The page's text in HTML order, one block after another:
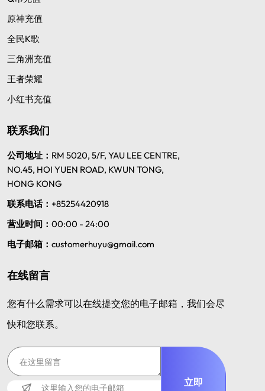
原神充值
全民K歌
三角洲充值
王者荣耀
小红书充值
联系我们
公司地址： RM 5020, 5/F, YAU LEE CENTRE,
NO.45, HOI YUEN ROAD, KWUN TONG,
HONG KONG
联系电话： +85254420918
营业时间： 00:00 - 24:00
电子邮箱： customerhuyu@gmail.com
在线留言
您有什么需求可以在线提交您的电子邮箱，我们会尽
快和您联系。
立即